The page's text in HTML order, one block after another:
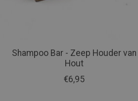
Shampoo Bar - Zeep Houder van
Hout
€6,95